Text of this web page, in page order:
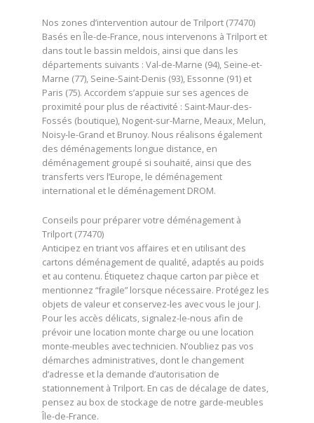
Nos zones d’intervention autour de Trilport (77470)
Basés en Île-de-France, nous intervenons à Trilport et
dans tout le bassin meldois, ainsi que dans les
départements suivants : Val-de-Marne (94), Seine-et-
Marne (77), Seine-Saint-Denis (93), Essonne (91) et
Paris (75). Accordem s’appuie sur ses agences de
proximité pour plus de réactivité : Saint-Maur-des-
Fossés (boutique), Nogent-sur-Marne, Meaux, Melun,
Noisy-le-Grand et Brunoy. Nous réalisons également
des déménagements longue distance, en
déménagement groupé si souhaité, ainsi que des
transferts vers l’Europe, le déménagement
international et le déménagement DROM.
Conseils pour préparer votre déménagement à
Trilport (77470)
Anticipez en triant vos affaires et en utilisant des
cartons déménagement de qualité, adaptés au poids
et au contenu. Étiquetez chaque carton par pièce et
mentionnez “fragile” lorsque nécessaire. Protégez les
objets de valeur et conservez-les avec vous le jour J.
Pour les accès délicats, signalez-le-nous afin de
prévoir une location monte charge ou une location
monte-meubles avec technicien. N’oubliez pas vos
démarches administratives, dont le changement
d’adresse et la demande d’autorisation de
stationnement à Trilport. En cas de décalage de dates,
pensez au box de stockage de notre garde-meubles
Île-de-France.